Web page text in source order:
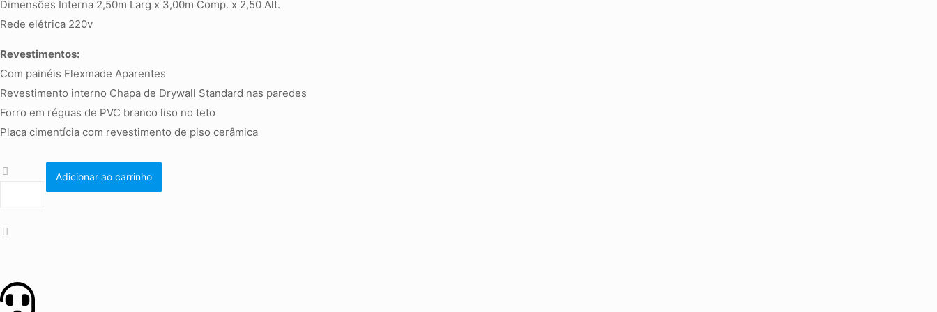
Dimensões Interna 2,50m Larg x 3,00m Comp. x 2,50 Alt.
Rede elétrica 220v
Revestimentos:
Com painéis Flexmade Aparentes
Revestimento interno Chapa de Drywall Standard nas paredes
Forro em réguas de PVC branco liso no teto
Placa cimentícia com revestimento de piso cerâmica
Adicionar ao carrinho